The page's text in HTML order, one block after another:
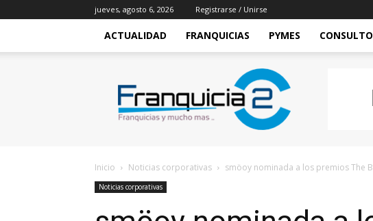
jueves, agosto 6, 2026 Registrarse / Unirse
ACTUALIDAD FRANQUICIAS PYMES
Inicio Noticias corporativas smöoy nominada a los premios The
Noticias corporativas